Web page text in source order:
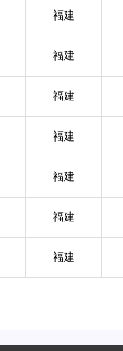
福建
福建
福建
福建
福建
福建
福建